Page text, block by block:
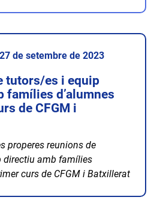
de setembre de 2023
tutors/es i equip
famílies d’alumnes
de CFGM i
properes reunions de
directiu amb famílies
curs de CFGM i Batxillerat